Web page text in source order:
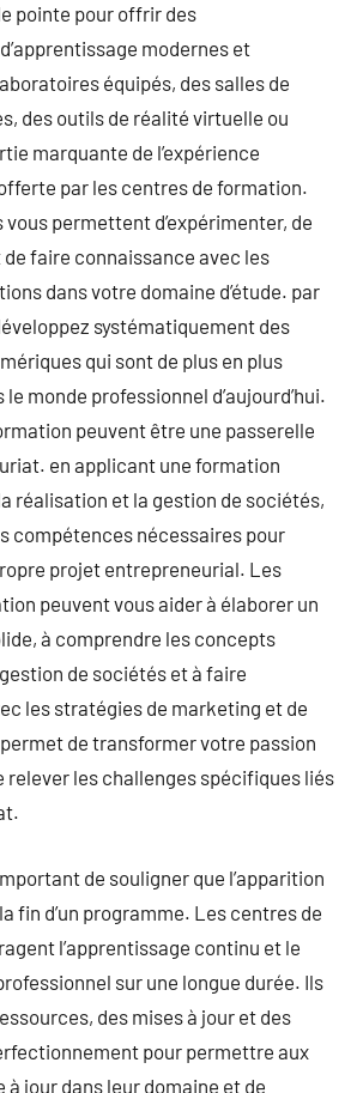
pointe pour offrir des
modernes et
équipés, des salles de
des outils de réalité virtuelle ou
marquante de l’expérience
par les centres de formation.
permettent d’expérimenter, de
faire connaissance avec les
dans votre domaine d’étude. par
systématiquement des
qui sont de plus en plus
monde professionnel d’aujourd’hui.
peuvent être une passerelle
en applicant une formation
réalisation et la gestion de sociétés,
compétences nécessaires pour
projet entrepreneurial. Les
peuvent vous aider à élaborer un
à comprendre les concepts
de sociétés et à faire
les stratégies de marketing et de
de transformer votre passion
relever les challenges spécifiques liés
de souligner que l’apparition
fin d’un programme. Les centres de
l’apprentissage continu et le
sur une longue durée. Ils
des mises à jour et des
pour permettre aux
à jour dans leur domaine et de